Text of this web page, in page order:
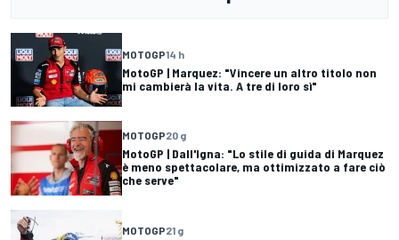
MOTOGP14 h
MotoGP | Marquez: "Vincere un altro titolo non
mi cambierà la vita. A tre di loro sì"
MOTOGP20 g
MotoGP | Dall'Igna: "Lo stile di guida di Marquez
è meno spettacolare, ma ottimizzato a fare ciò
che serve"
MOTOGP21 g